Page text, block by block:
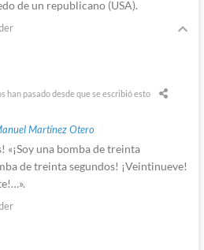
de un republicano (USA).
han pasado desde que se escribió esto
Martínez Otero
«¡Soy una bomba de treinta
de treinta segundos! ¡Veintinueve!